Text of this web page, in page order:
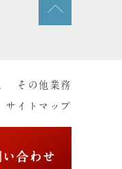
その他業務
サイトマップ